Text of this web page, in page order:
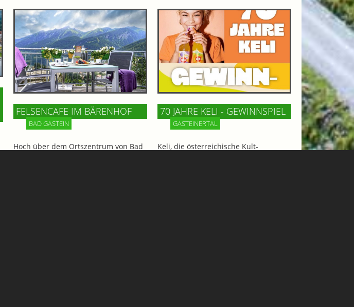
FELSENCAFE IM BÄRENHOF
BAD GASTEIN
Hoch über dem Ortszentrum von Bad
70 JAHRE KELI - GEWINNSPIEL
GASTEINERTAL
Keli, die österreichische Kult-